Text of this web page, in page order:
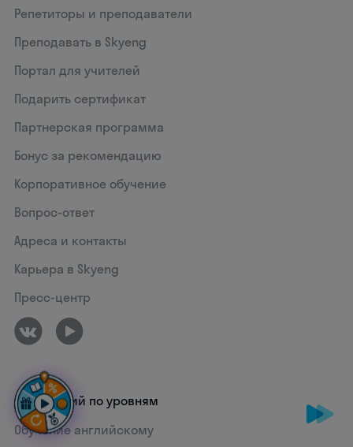
Репетиторы и преподаватели
Преподавать в Skyeng
Портал для учителей
Подарить сертификат
Партнерская программа
Бонус за рекомендацию
Корпоративное обучение
Вопрос-ответ
Адреса и контакты
Карьера в Skyeng
Пресс-центр
Английский по уровням
Обучение английскому